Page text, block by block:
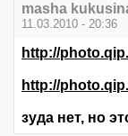
masha
11.03.2010 - 20:36
http://
http://
зуда нет, но